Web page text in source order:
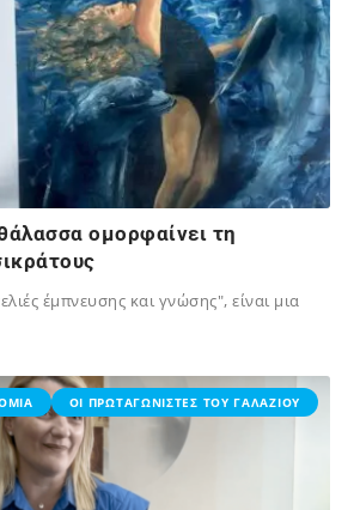
ομορφαίνει τη
έμπνευσης και γνώσης", είναι μια
ΟΙ ΠΡΩΤΑΓΩΝΙΣΤΕΣ ΤΟΥ ΓΑΛΑΖΙΟΥ